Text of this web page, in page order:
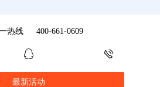
热线 400-661-0609
最新活动